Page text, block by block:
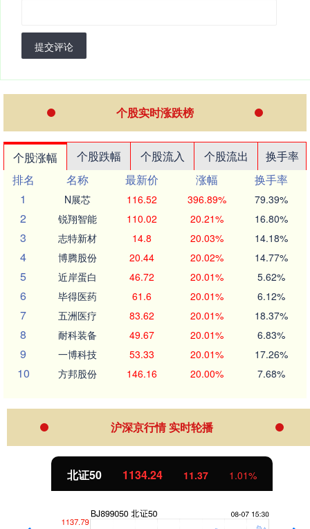
提交评论
个股实时涨跌榜
个股涨幅 个股跌幅 个股流入 个股流出
换手率
排名
名称 最新价 涨幅
换手率
1
N展芯 116.52 396.89% 79.39%
2 锐翔智能 110.02 20.21% 16.80%
3 志特新材 14.8 20.03% 14.18%
4 博腾股份 20.44 20.02% 14.77%
5 近岸蛋白 46.72 20.01% 5.62%
6 毕得医药 61.6 20.01% 6.12%
7 五洲医疗 83.62 20.01% 18.37%
8 耐科装备 49.67 20.01% 6.83%
9 一博科技 53.33 20.01% 17.26%
10 方邦股份 146.16 20.00% 7.68%
沪深京行情 实时轮播
北证50 1134.24 11.37 1.01%